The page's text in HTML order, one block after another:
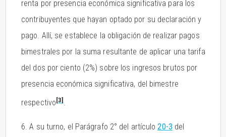
renta por presencia económica significativa para los
contribuyentes que hayan optado por su declaración y
pago. Allí, se establece la obligación de realizar pagos
bimestrales por la suma resultante de aplicar una tarifa
del dos por ciento (2%) sobre los ingresos brutos por
presencia económica significativa, del bimestre
respectivo[3].
6. A su turno, el Parágrafo 2° del artículo20-3 del